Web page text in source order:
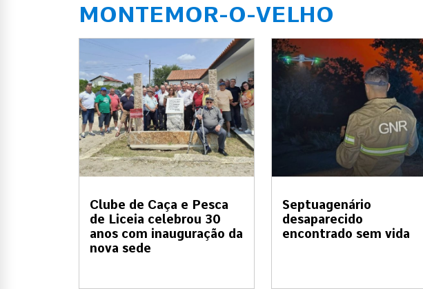
MONTEMOR-O-VELHO
Clube de Caça e Pesca
de Liceia celebrou 30
anos com inauguração da
nova sede
Septuagenário
desaparecido
encontrado sem vida